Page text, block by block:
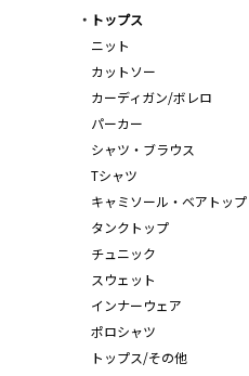
トップス
ニット
カットソー
カーディガン/ボレロ
パーカー
シャツ・ブラウス
Tシャツ
キャミソール・ベアトップ
タンクトップ
チュニック
スウェット
インナーウェア
ポロシャツ
トップス/その他